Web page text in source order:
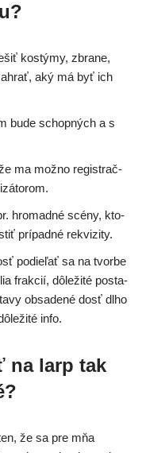
kos­tý­my, zbra­ne,
aký má byť ich
bude schop­ných a s
ma mož­no regis­trač­
hro­mad­né scé­ny, kto­
prí­pad­né rekvizity.
podie­ľať sa na tvor­be
frak­cií, dôle­ži­té posta­
obsa­de­né dosť dlho
info.
na larp tak
že sa pre mňa